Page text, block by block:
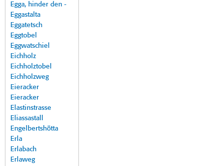
Egga, hinder den -
Eggastalta
Eggatetsch
Eggtobel
Eggwatschiel
Eichholz
Eichholztobel
Eichholzweg
Eieracker
Eieracker
Elastinstrasse
Eliassastall
Engelbertshötta
Erla
Erlabach
Erlaweg